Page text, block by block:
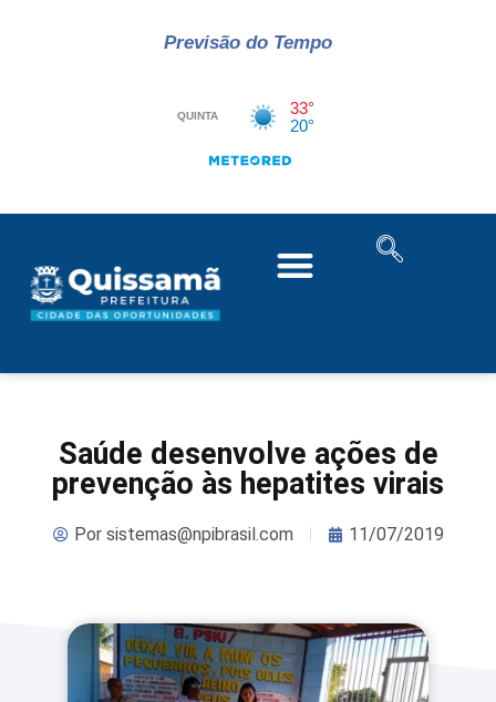
Previsão do Tempo
Saúde desenvolve ações de
prevenção às hepatites virais
Porsistemas@npibrasil.com 11/07/2019